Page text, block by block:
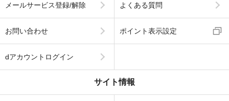
メールサービス登録/解除 よくある質問
お問い合わせ ポイント表示設定
dアカウントログイン
サイト情報